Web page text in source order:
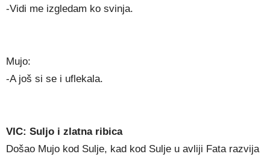
-Vidi me izgledam ko svinja.
Mujo:
-A još si se i uflekala.
VIC: Suljo i zlatna ribica
Došao Mujo kod Sulje, kad kod Sulje u avliji Fata razvija